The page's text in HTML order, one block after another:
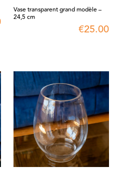
Vase transparent grand modèle –
24,5 cm
€25.00